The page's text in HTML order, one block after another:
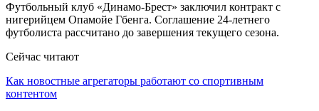
Футбольный клуб «Динамо-Брест» заключил контракт с
нигерийцем Опамойе Гбенга. Соглашение 24-летнего
футболиста рассчитано до завершения текущего сезона.
Сейчас читают
Как новостные агрегаторы работают со спортивным
контентом